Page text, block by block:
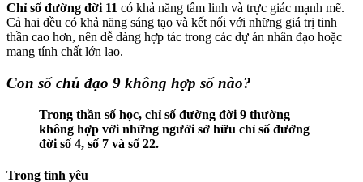
Chỉ số đường đời 11 có khả năng tâm linh và trực giác mạnh mẽ.
Cả hai đều có khả năng sáng tạo và kết nối với những giá trị tinh
thần cao hơn, nên dễ dàng hợp tác trong các dự án nhân đạo hoặc
mang tính chất lớn lao.
Con số chủ đạo 9 không hợp số nào?
Trong thần số học, chỉ số đường đời 9 thường
không hợp với những người sở hữu chỉ số đường
đời số 4, số 7 và số 22.
Trong tình yêu